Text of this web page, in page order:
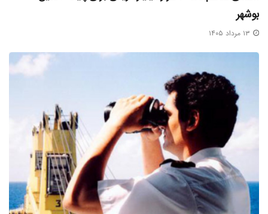
بدین ترتیب، مدیران صنعت کشتیرانی خواستار ضرب‌الاجل‌های
جهانی برای حذف تدریجی سوخت‌های فسیلی، استفاده از
سوخت کم‌کربن و اعلام جریمه‌هایی برای افرادی هستند که دیرتر
از سوخت‌های پاک استفاده می‌کنند. در پایان، این نکته مجدداً
یادآوری می‌شود که تعیین نوع سوخت مورد تأیید سازمان
بین‌المللی دریانوردی و سایر سازمان‌هایی که در این باره به
تحقیق و پژوهش اشتغال دارند از یک سو، و تدوین استاندارد‌ها و
مقررات برای سوخت‌های جایگزین یکی از الزامات و اولویت‌ها در
بخش حمل‌ونقل دریایی است.
منبع: سایت DNV
بلاگ خبری مکران آریا دریا
بوشهر